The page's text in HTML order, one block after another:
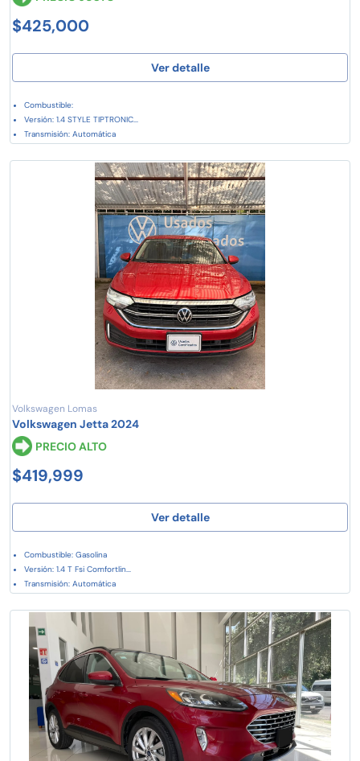
$425,000
Ver detalle
Combustible:
Versión: 1.4 STYLE TIPTRONIC...
Transmisión: Automática
Volkswagen Lomas
Volkswagen Jetta 2024
PRECIO ALTO
$419,999
Ver detalle
Combustible: Gasolina
Versión: 1.4 T Fsi Comfortlin...
Transmisión: Automática